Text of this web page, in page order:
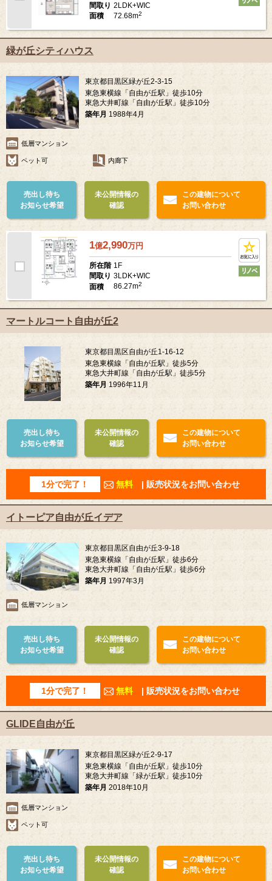
間取り 2LDK+WIC
面積
72.68m2
緑が丘シティハウス
東京都目黒区緑が丘2-3-15
東急東横線「自由が丘駅」徒歩10分
東急大井町線「自由が丘駅」徒歩10分
築年月 1988年4月
低層マンション
ペット可 内廊下
売出し待ち
お知らせ希望
未公開情報の
確認
この建物について
お問い合わせ
1億2,990万円
所在階 1F
間取り 3LDK+WIC
面積
86.27m2
マートルコート自由が丘2
東京都目黒区自由が丘1-16-12
東急東横線「自由が丘駅」徒歩5分
東急大井町線「自由が丘駅」徒歩5分
築年月 1996年11月
売出し待ち
お知らせ希望
未公開情報の
確認
この建物について
お問い合わせ
1分で完了！ 無料 | 販売状況をお問い合わせ
イトーピア自由が丘イデア
東京都目黒区自由が丘3-9-18
東急東横線「自由が丘駅」徒歩6分
東急大井町線「自由が丘駅」徒歩6分
築年月 1997年3月
低層マンション
売出し待ち
お知らせ希望
未公開情報の
確認
この建物について
お問い合わせ
1分で完了！ 無料 | 販売状況をお問い合わせ
GLIDE自由が丘
東京都目黒区緑が丘2-9-17
東急東横線「自由が丘駅」徒歩10分
東急大井町線「緑が丘駅」徒歩10分
築年月 2018年10月
低層マンション
ペット可
売出し待ち
お知らせ希望
未公開情報の
確認
この建物について
お問い合わせ